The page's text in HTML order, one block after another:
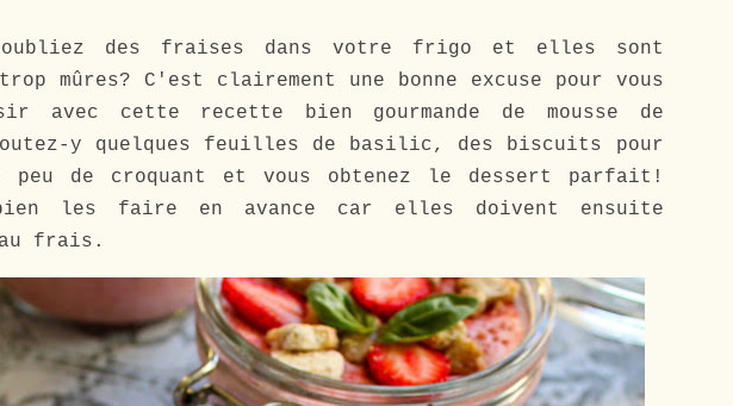
oubliez des fraises dans votre frigo et elles sont
mûres? C'est clairement une bonne excuse pour vous
avec cette recette bien gourmande de mousse de
y quelques feuilles de basilic, des biscuits pour
peu de croquant et vous obtenez le dessert parfait!
les faire en avance car elles doivent ensuite
au frais.